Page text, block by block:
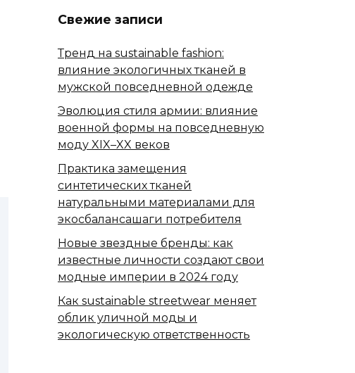
Свежие записи
Тренд на sustainable fashion:
влияние экологичных тканей в
мужской повседневной одежде
Эволюция стиля армии: влияние
военной формы на повседневную
моду XIX–XX веков
Практика замещения
синтетических тканей
натуральными материалами для
экосбалансашаги потребителя
Новые звездные бренды: как
известные личности создают свои
модные империи в 2024 году
Как sustainable streetwear меняет
облик уличной моды и
экологическую ответственность